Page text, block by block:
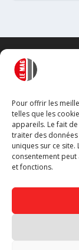
Pour offrir les
telles que les
appareils. Le fait
traiter des
uniques sur ce
consentement
et fonctions.